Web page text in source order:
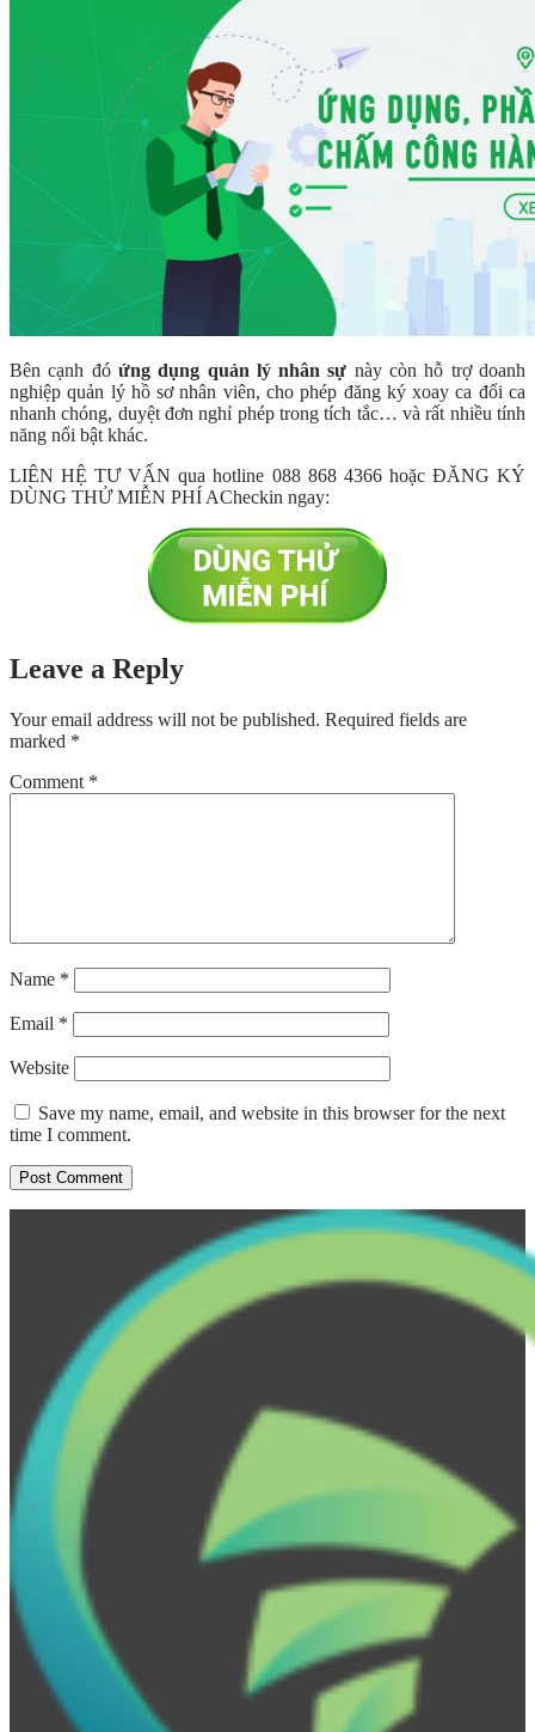
Bên cạnh đó ứng dụng quản lý nhân sự này còn hỗ trợ doanh
nghiệp quản lý hồ sơ nhân viên, cho phép đăng ký xoay ca đổi ca
nhanh chóng, duyệt đơn nghỉ phép trong tích tắc… và rất nhiều tính
năng nổi bật khác.
LIÊN HỆ TƯ VẤN qua hotline 088 868 4366 hoặc ĐĂNG KÝ
DÙNG THỬ MIỄN PHÍ ACheckin ngay:
Leave a Reply
Your email address will not be published. Required fields are
marked *
Comment *
Name *
Email *
Website
Save my name, email, and website in this browser for the next
time I comment.